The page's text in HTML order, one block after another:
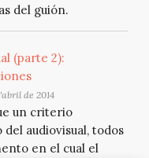
del guión.
(parte 2):
de 2014
un criterio
audiovisual, todos
en el cual el